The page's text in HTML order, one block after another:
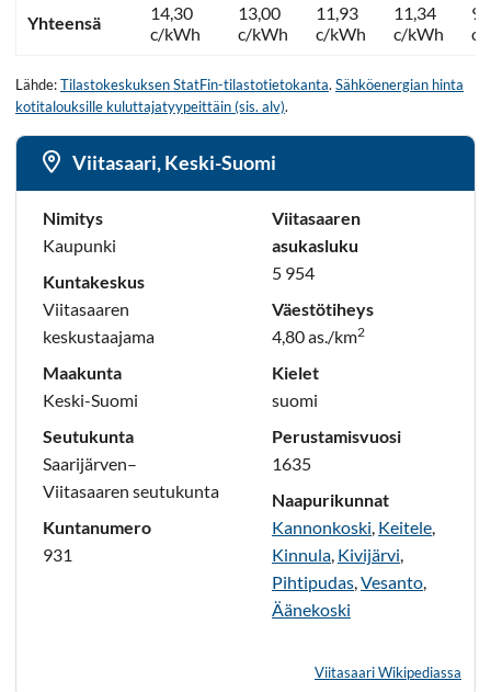
Yhteensä
14,30
c/kWh
13,00
c/kWh
11,93
c/kWh
11,34
c/kWh
c/
Lähde:Tilastokeskuksen StatFin-tilastotietokanta. Sähköenergian hinta
kotitalouksille kuluttajatyypeittäin (sis. alv).
Viitasaari, Keski-Suomi
Nimitys
Kaupunki
Kuntakeskus
Viitasaaren
keskustaajama
Maakunta
Keski-Suomi
Seutukunta
Saarijärven–
Viitasaaren seutukunta
Kuntanumero
931
Viitasaaren
asukasluku
5 954
Väestötiheys
4,80 as./km2
Kielet
suomi
Perustamisvuosi
1635
Naapurikunnat
Kannonkoski Keitele
Kinnula Kivijärvi
Pihtipudas Vesanto
Äänekoski
Viitasaari Wikipediassa